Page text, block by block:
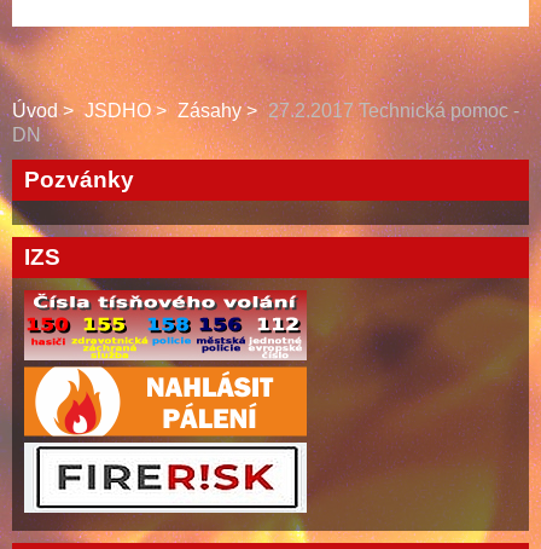
Úvod JSDHO Zásahy
27.2.2017 Technická pomoc -
DN
Pozvánky
IZS